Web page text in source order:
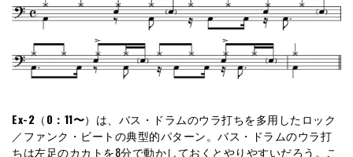
Ex-2 （0：11〜）は、バス・ドラムのウラ打ちを多用したロック
／ファンク・ビートの典型的パターン。バス・ドラムのウラ打
ちは左足のカカトを8分で動かしておくとやりやすいだろう。こ